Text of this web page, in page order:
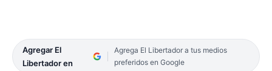
Agregar El
Libertador en
Agrega El Libertador a tus medios
preferidos en Google